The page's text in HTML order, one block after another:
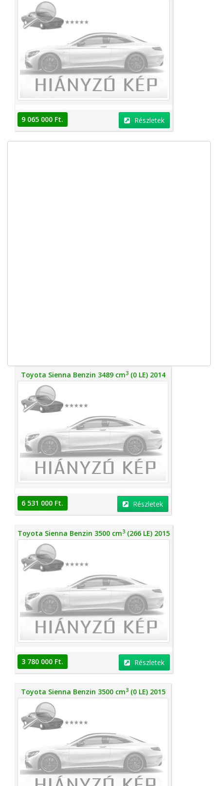
9 065 000 Ft. Részletek
Toyota Sienna Benzin 3489 cm3(0 LE) 2014
6 531 000 Ft. Részletek
Toyota Sienna Benzin 3500 cm3 (266 LE) 2015
3 780 000 Ft. Részletek
Toyota Sienna Benzin 3500 cm3(0 LE) 2015